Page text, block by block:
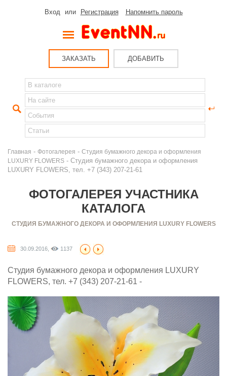
Вход или Регистрация Напомнить пароль
ЗАКАЗАТЬ ДОБАВИТЬ
Главная - Фотогалерея - Студия бумажного декора и оформления
LUXURY FLOWERS - Студия бумажного декора и оформления
LUXURY FLOWERS, тел. +7 (343) 207-21-61
ФОТОГАЛЕРЕЯ УЧАСТНИКА
КАТАЛОГА
СТУДИЯ БУМАЖНОГО ДЕКОРА И ОФОРМЛЕНИЯ LUXURY FLOWERS
30.09.2016, 1137
Студия бумажного декора и оформления LUXURY
FLOWERS, тел. +7 (343) 207-21-61 -